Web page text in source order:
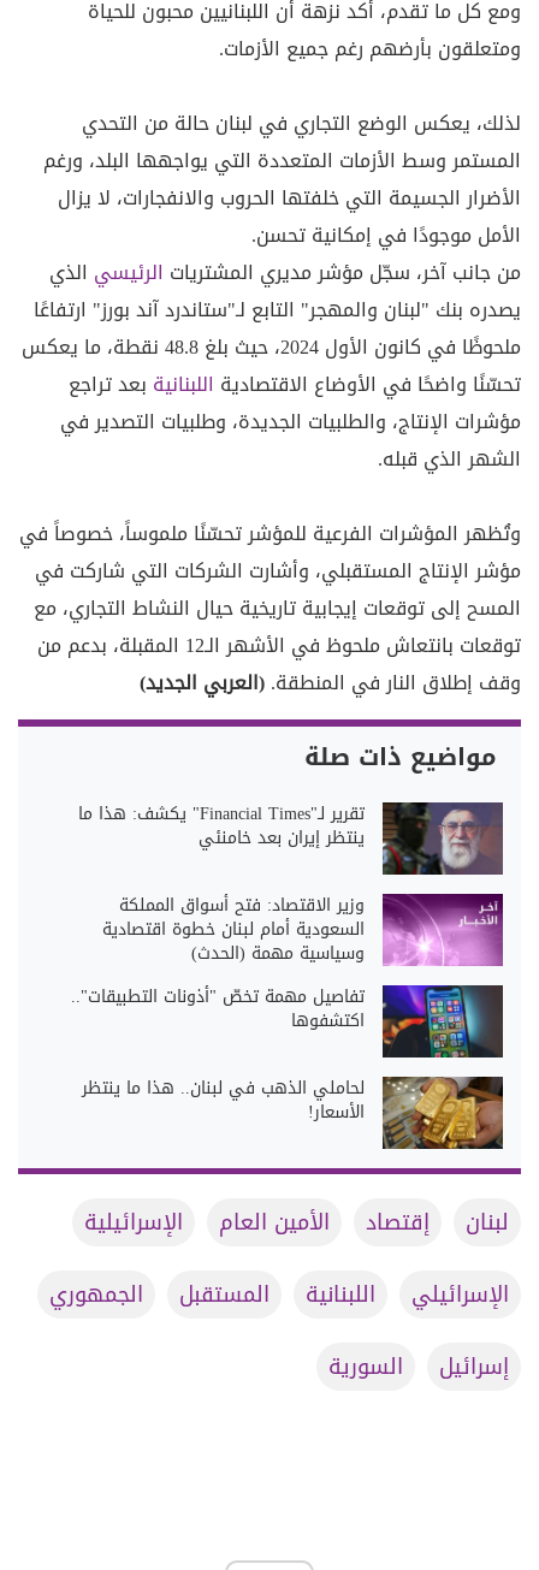
ومع كل ما تقدم، أكد نزهة أن اللبنانيين محبون للحياة
ومتعلقون بأرضهم رغم جميع الأزمات.
لذلك، يعكس الوضع التجاري في لبنان حالة من التحدي
المستمر وسط الأزمات المتعددة التي يواجهها البلد، ورغم
الأضرار الجسيمة التي خلفتها الحروب والانفجارات، لا يزال
الأمل موجودًا في إمكانية تحسن.
من جانب آخر، سجّل مؤشر مديري المشتريات الرئيسي الذي
يصدره بنك "لبنان والمهجر" التابع لـ"ستاندرد آند بورز" ارتفاعًا
ملحوظًا في كانون الأول 2024، حيث بلغ 48.8 نقطة، ما يعكس
تحسّنًا واضحًا في الأوضاع الاقتصادية اللبنانية بعد تراجع
مؤشرات الإنتاج، والطلبيات الجديدة، وطلبيات التصدير في
الشهر الذي قبله.
وتُظهر المؤشرات الفرعية للمؤشر تحسّنًا ملموساً، خصوصاً في
مؤشر الإنتاج المستقبلي، وأشارت الشركات التي شاركت في
المسح إلى توقعات إيجابية تاريخية حيال النشاط التجاري، مع
توقعات بانتعاش ملحوظ في الأشهر الـ12 المقبلة، بدعم من
وقف إطلاق النار في المنطقة.(العربي الجديد)
مواضيع ذات صلة
تقرير لـ"Financial Times" يكشف: هذا ما
ينتظر إيران بعد خامنئي
وزير الاقتصاد: فتح أسواق المملكة
السعودية أمام لبنان خطوة اقتصادية
وسياسية مهمة (الحدث)
تفاصيل مهمة تخصّ "أذونات التطبيقات"..
اكتشفوها
لحاملي الذهب في لبنان.. هذا ما ينتظر
الأسعار!
لبنان إقتصاد الأمين العام
الإسرائيلية
الإسرائيلي
اللبنانية المستقبل
الجمهوري
إسرائيل
السورية